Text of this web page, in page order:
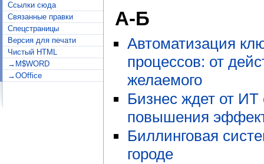
Ссылки сюда
Связанные правки
Спецстраницы
Версия для печати
Чистый HTML
→M$WORD
→OOffice
А-Б
Автоматизация
процессов: от
желаемого
Бизнес ждет от ИТ
повышения
Биллинговая
городе